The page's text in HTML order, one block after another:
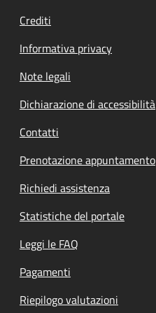
Crediti
Informativa privacy
Note legali
Dichiarazione di accessibilità
Contatti
Prenotazione appuntamento
Richiedi assistenza
Statistiche del portale
Leggi le FAQ
Pagamenti
Riepilogo valutazioni